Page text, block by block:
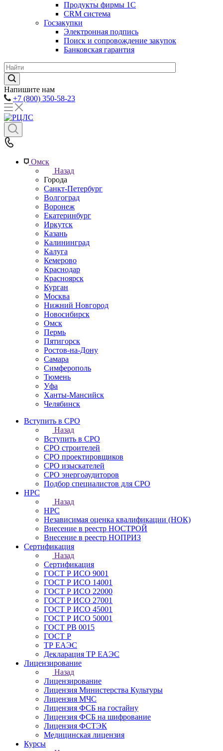
Продукты фирмы 1C
CRM система
Госзакупки
Электронная подпись
Поиск и сопровождение закупок
Банковская гарантия
Напишите нам
+7 (800) 350-58-23
Омск
Назад
Города
Санкт-Петербург
Волгоград
Воронеж
Екатеринбург
Иркутск
Казань
Калининград
Калуга
Кемерово
Краснодар
Красноярск
Курган
Москва
Нижний Новгород
Новосибирск
Омск
Пермь
Пятигорск
Ростов-на-Дону
Самара
Симферополь
Тюмень
Уфа
Ханты-Мансийск
Челябинск
Вступить в СРО
Назад
Вступить в СРО
СРО строителей
СРО проектировщиков
СРО изыскателей
СРО энергоаудиторов
Подбор специалистов для СРО
НРС
Назад
НРС
Независимая оценка квалификации (НОК)
Внесение в реестр НОСТРОЙ
Внесение в реестр НОПРИЗ
Сертификация
Назад
Сертификация
ГОСТ Р ИСО 9001
ГОСТ Р ИСО 14001
ГОСТ Р ИСО 22000
ГОСТ Р ИСО 27001
ГОСТ Р ИСО 45001
ГОСТ Р ИСО 50001
ГОСТ РВ 0015
ГОСТ Р
ТР ЕАЭС
Декларация ТР ЕАЭС
Лицензирование
Назад
Лицензирование
Лицензия Министерства Культуры
Лицензия МЧС
Лицензия ФСБ на гостайну
Лицензия ФСБ на шифрование
Лицензия ФСТЭК
Медицинская лицензия
Курсы